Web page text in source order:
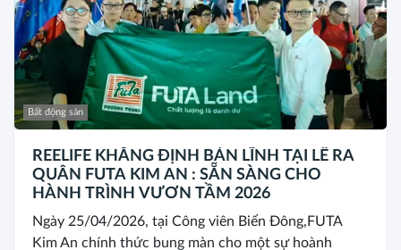
Bất động sản
REELIFE KHẲNG ĐỊNH BẢN LĨNH TẠI LỄ RA
QUÂN FUTA KIM AN : SẴN SÀNG CHO
HÀNH TRÌNH VƯƠN TẦM 2026
Ngày 25/04/2026, tại Công viên Biển Đông,FUTA
Kim An chính thức bung màn cho một sự hoành